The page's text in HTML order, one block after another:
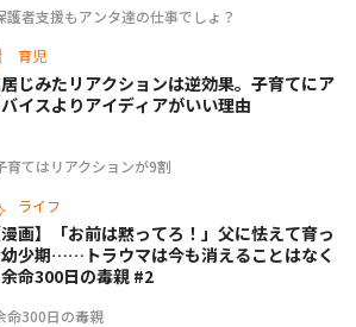
護者支援もアンタ達の仕事でしょ？
育児
育てはリアクションが9割
じみたリアクションは逆効果。子育てにア
バイスよりアイディアがいい理由
ライフ
命300日の毒親
漫画】「お前は黙ってろ！」父に怯えて育っ
少期……トラウマは今も消えることはなく
余命300日の毒親 #2